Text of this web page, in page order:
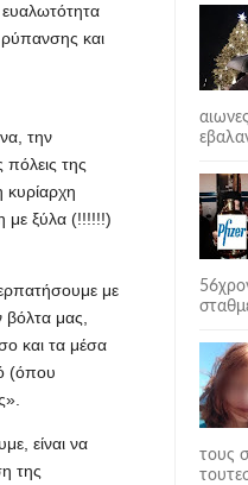
και
την
πόλεις της
με ξύλα (!!!!!!)
με
μας,
και τα μέσα
(όπου
είναι να
της
τους